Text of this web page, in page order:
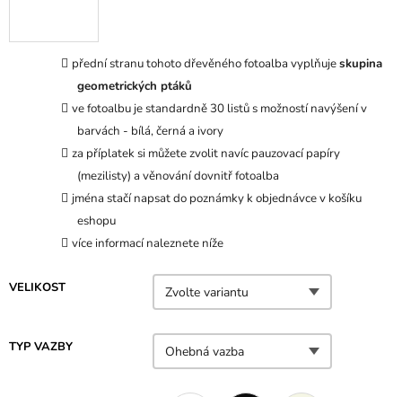
přední stranu tohoto dřevěného fotoalba vyplňujeskupina
geometrických ptáků
ve fotoalbu je standardně 30 listů s možností navýšení v
barvách - bílá, černá a ivory
za příplatek si můžete zvolit navíc pauzovací papíry
(mezilisty) a věnování dovnitř fotoalba
jména stačí napsat do poznámky k objednávce v košíku
eshopu
více informací naleznete níže
VELIKOST
TYP VAZBY